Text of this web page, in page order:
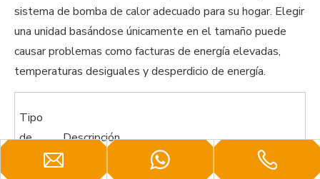
sistema de bomba de calor adecuado para su hogar. Elegir
una unidad basándose únicamente en el tamaño puede
causar problemas como facturas de energía elevadas,
temperaturas desiguales y desperdicio de energía.
Tipo
de
riesgo
Descripción